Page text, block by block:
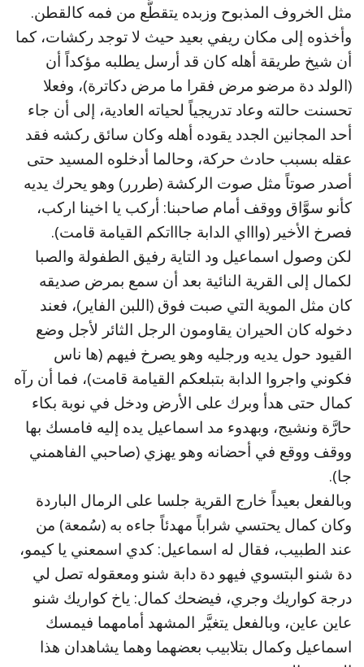
مثل الخروف المذبوح وزبده يتقطَّع من فمه كالقطن.
وأخذوه إلى مكان ريفي بعيد حيث لا توجد ركشات، كما
أن شيخ طريقة أهله كان قد أرسل يطلبه مؤكداً أن
(الولد دة مرضو مرض فقرا ما مرض دكاترة)، وفعلا
تحسنت حالته وعاد تدريجياً لحياته العادية، إلى أن جاء
أحد المجانين الجدد يقوده أهله وكان سائق ركشه فقد
عقله بسبب حادث حركة، وحالما أدخلوه المسيد حتى
أصدر صوتاً مثل صوت الركشة (طررر) وهو يحرك يديه
كأنو سوَّاق ووقف أمام صاحبنا: أركب يا اخينا اركب،
فصرخ الأخير (واااي الدابة جاااتكم القيامة قامت).
لكن وصول اسماعيل ود التاية رفيق الطفولة والصبا
لكمال إلى القرية النائية بعد أن سمع بمرض صديقه
كان مثل الموية التي صبت فوق (اللبن الفاير)، فعند
دخوله كان الحيران يقاومون الرجل الثائر لأجل وضع
القيود حول يديه ورجليه وهو يصرخ فيهم (ها ناس
فكوني واجروا الدابة بتبلعكم القيامة قامت)، فما أن رآه
كمال حتى هدأ وبرك على الأرض ودخل في نوبة بكاء
حارَّة ونشيج، وبهدوء مد اسماعيل يده إليه فامسك بها
ووقف ووقع في أحضانه وهو يهزي (صاحبي الفاهمني
جا).
وبالفعل بعيداً خارج القرية جلسا على الرمال الباردة
وكان كمال يحتسي شراباً مهدئاً جاءه به (سُمعة) من
عند الطبيب، فقال له اسماعيل: كدي اسمعني يا كيمو،
دة شنو البتسوي فيهو دة دابة شنو ومعقوله تصل لي
درجة كواريك وجري، فيضحك كمال: ياخ كواريك شنو
عاين عاين، وبالفعل يتغيَّر المشهد أمامهما فيمسك
اسماعيل وكمال بتلابيب بعضهما وهما يشاهدان هذا